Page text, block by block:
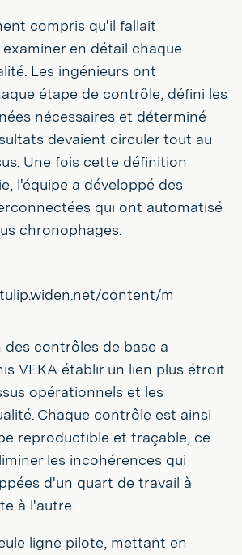
compris qu'il fallait
en détail chaque
Les ingénieurs ont
étape de contrôle, défini les
nécessaires et déterminé
devaient circuler tout au
Une fois cette définition
l'équipe a développé des
qui ont automatisé
chronophages.
des contrôles de base a
VEKA établir un lien plus étroit
opérationnels et les
Chaque contrôle est ainsi
reproductible et traçable, ce
les incohérences qui
d'un quart de travail à
à l'autre.
ligne pilote, mettant en